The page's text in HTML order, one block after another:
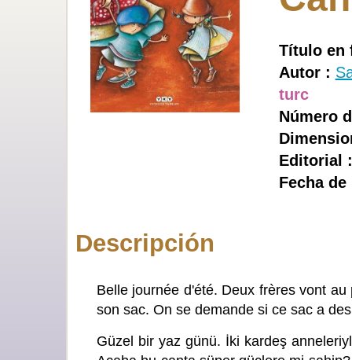
Título en
Autor :
turc
Número
Editorial
Fecha
Descripción
Belle journée d'été. Deux frères vont
son sac. On se demande si ce sac a
Güzel bir yaz günü. İki kardeş